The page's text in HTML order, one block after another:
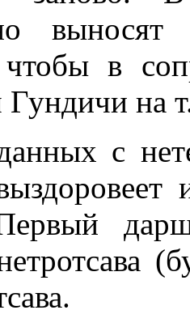
чтобы в
Гундичи на
с